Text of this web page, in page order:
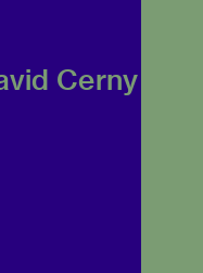
Cerny